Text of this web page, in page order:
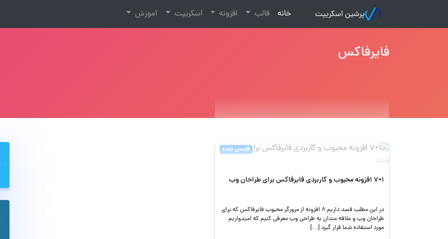
پرشین اسکریپت خانه
(current) قالب افزونه اسکریپت آموزش
فایرفاکس
فارسی شده
۷+۱ افزونه محبوب و کاربردی فایرفاکس برای طراحان وب
در این مطلب قصد داریم ۸ افزونه از مرورگر محبوب فایرفاکس که برای
طراحان وب و علاقه مندان به طراحی وب معرفی کنیم که امیدواریم
مورد استفاده شما قرار گیرد […]